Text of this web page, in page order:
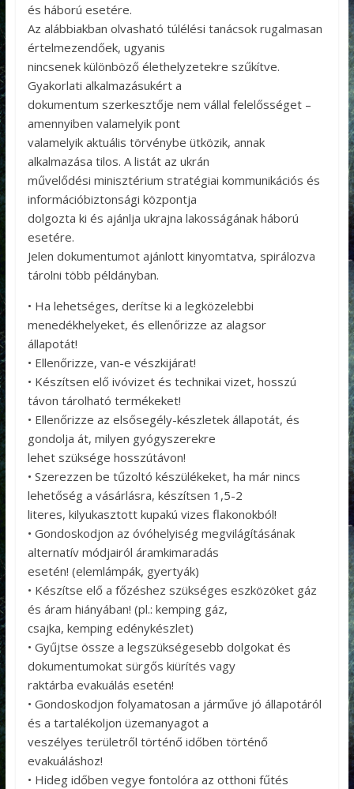
és háború esetére.
Az alábbiakban olvasható túlélési tanácsok rugalmasan
értelmezendőek, ugyanis
nincsenek különböző élethelyzetekre szűkítve.
Gyakorlati alkalmazásukért a
dokumentum szerkesztője nem vállal felelősséget –
amennyiben valamelyik pont
valamelyik aktuális törvénybe ütközik, annak
alkalmazása tilos. A listát az ukrán
művelődési minisztérium stratégiai kommunikációs és
információbiztonsági központja
dolgozta ki és ajánlja ukrajna lakosságának háború
esetére.
Jelen dokumentumot ajánlott kinyomtatva, spirálozva
tárolni több példányban.
• Ha lehetséges, derítse ki a legközelebbi
menedékhelyeket, és ellenőrizze az alagsor
állapotát!
• Ellenőrizze, van-e vészkijárat!
• Készítsen elő ivóvizet és technikai vizet, hosszú
távon tárolható termékeket!
• Ellenőrizze az elsősegély-készletek állapotát, és
gondolja át, milyen gyógyszerekre
lehet szüksége hosszútávon!
• Szerezzen be tűzoltó készülékeket, ha már nincs
lehetőség a vásárlásra, készítsen 1,5-2
literes, kilyukasztott kupakú vizes flakonokból!
• Gondoskodjon az óvóhelyiség megvilágításának
alternatív módjairól áramkimaradás
esetén! (elemlámpák, gyertyák)
• Készítse elő a főzéshez szükséges eszközöket gáz
és áram hiányában! (pl.: kemping gáz,
csajka, kemping edénykészlet)
• Gyűjtse össze a legszükségesebb dolgokat és
dokumentumokat sürgős kiürítés vagy
raktárba evakuálás esetén!
• Gondoskodjon folyamatosan a járműve jó állapotáról
és a tartalékoljon üzemanyagot a
veszélyes területről történő időben történő
evakuáláshoz!
• Hideg időben vegye fontolóra az otthoni fűtés